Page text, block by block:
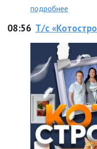
подробнее
08:56 Т/с